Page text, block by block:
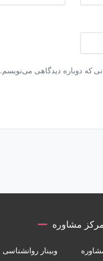
که دوباره دیدگاهی می‌نویسم.
مشاوره
وبینار روانشناسی